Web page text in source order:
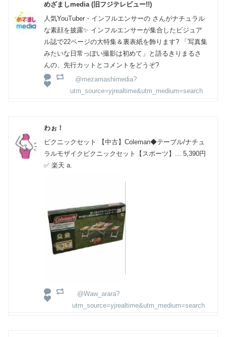
めざましmedia (旧フジテレビュー!!)
人気YouTuber・インフルエンサーの さんがナチュラル
な素顔を披露✨ インフルエンサーが集合したビジュア
ル誌で22ページの大特集＆裏表紙を飾ります? 「写真集
みたいな日常っぽい撮影は初めて」と語るきりまるさ
んの、先行カットとコメントをどうぞ?
@mezamashimedia?
utm_source=yjrealtime&utm_medium=search
わぉ！
ピクニックセット 【中古】Coleman◆テーブル/ナチュ
ラルモザイクピクニックセット【スポーツ】... 5,390円
✅ 楽天 a.
@Waw_arara?
utm_source=yjrealtime&utm_medium=search